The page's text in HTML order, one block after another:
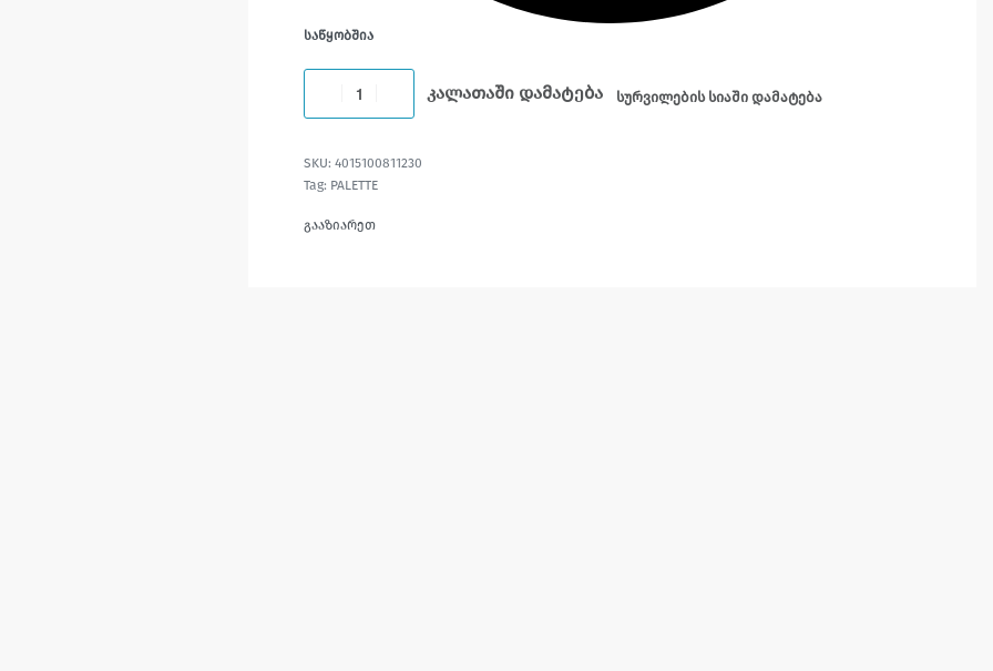
ᲡᲐᲬᲧᲝᲑᲨᲘᲐ
კალათაში დამატება სურვილების სიაში დამატება
4015100811230
Tag: PALETTE
გააზიარეთ